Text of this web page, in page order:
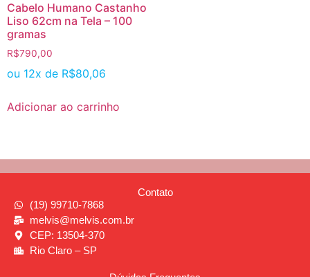
Cabelo Humano Castanho
Liso 62cm na Tela – 100
gramas
R$790,00
ou 12x de R$80,06
Adicionar ao carrinho
Contato
(19) 99710-7868
melvis@melvis.com.br
CEP: 13504-370
Rio Claro – SP